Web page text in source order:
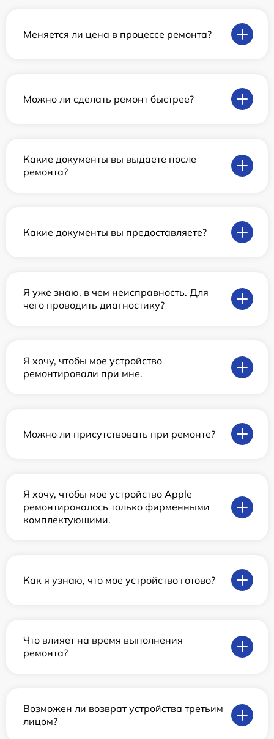
Меняется ли цена в процессе ремонта?
Можно ли сделать ремонт быстрее?
Какие документы вы выдаете после
ремонта?
Какие документы вы предоставляете?
Я уже знаю, в чем неисправность. Для
чего проводить диагностику?
Я хочу, чтобы мое устройство
ремонтировали при мне.
Можно ли присутствовать при ремонте?
Я хочу, чтобы мое устройство Apple
ремонтировалось только фирменными
комплектующими.
Как я узнаю, что мое устройство готово?
Что влияет на время выполнения
ремонта?
Возможен ли возврат устройства третьим
лицом?